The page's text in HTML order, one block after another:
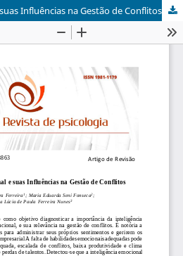
Influências na Gestão de Conflitos